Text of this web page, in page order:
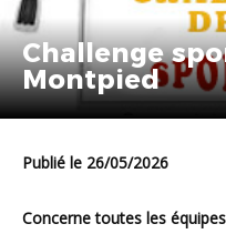
Challenge
Montpied
Publié le 26/05/2026
Concerne toutes les